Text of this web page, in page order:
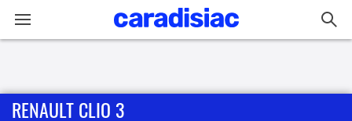
Accueil
RENAULT CLIO 3